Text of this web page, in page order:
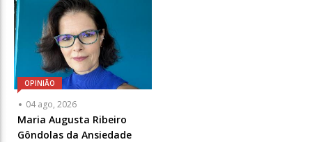
OPINIÃO
04 ago, 2026
Articulista
ou
Chamada
Maria Augusta Ribeiro
Gôndolas da Ansiedade